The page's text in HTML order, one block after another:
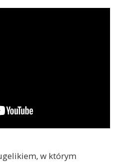
w którym